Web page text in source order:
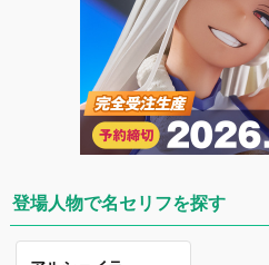
登場人物で名セリフを探す